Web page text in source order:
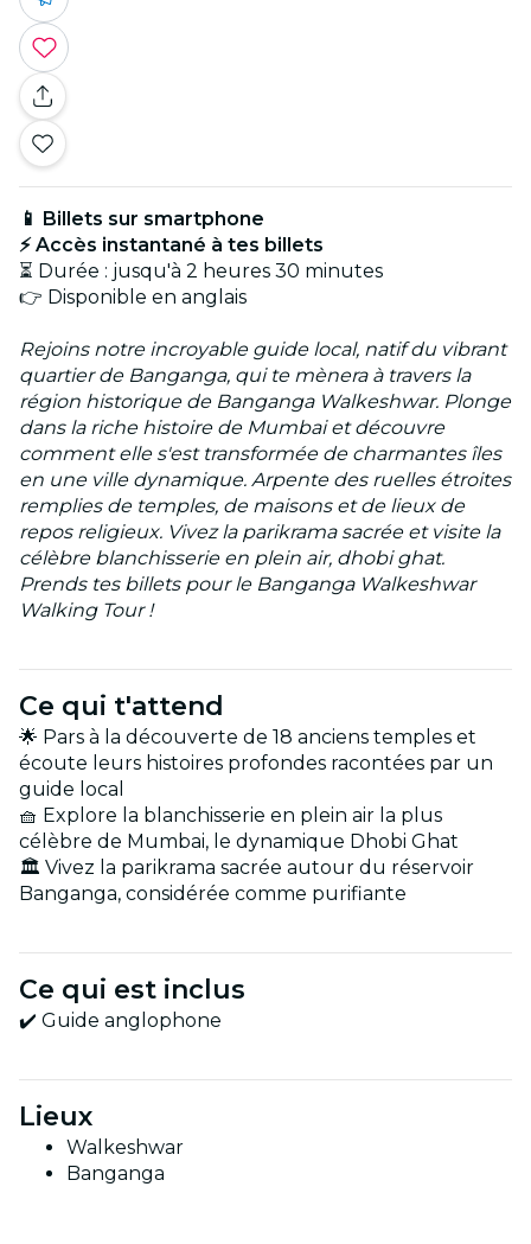
📱 Billets sur smartphone
⚡ Accès instantané à tes billets
⏳ Durée : jusqu'à 2 heures 30 minutes
👉 Disponible en anglais
Rejoins notre incroyable guide local, natif du vibrant
quartier de Banganga, qui te mènera à travers la
région historique de Banganga Walkeshwar. Plonge
dans la riche histoire de Mumbai et découvre
comment elle s'est transformée de charmantes îles
en une ville dynamique. Arpente des ruelles étroites
remplies de temples, de maisons et de lieux de
repos religieux. Vivez la parikrama sacrée et visite la
célèbre blanchisserie en plein air, dhobi ghat.
Prends tes billets pour le Banganga Walkeshwar
Walking Tour !
Ce qui t'attend
🌟 Pars à la découverte de 18 anciens temples et
écoute leurs histoires profondes racontées par un
guide local
🧺 Explore la blanchisserie en plein air la plus
célèbre de Mumbai, le dynamique Dhobi Ghat
🏛️ Vivez la parikrama sacrée autour du réservoir
Banganga, considérée comme purifiante
Ce qui est inclus
✔️ Guide anglophone
Lieux
Walkeshwar
Banganga